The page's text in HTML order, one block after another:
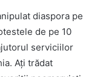
diaspora pe
de pe 10
serviciilor
Ați trădat